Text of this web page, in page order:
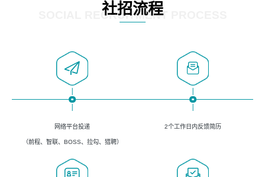
4、掌握DevOps思想、方法和流程。Jenkins工具使用；
5、掌握常见中间件配置与优化，如mysql、nginx等；
社招流程
SOCIAL RECRUITMENT PROCESS
网络平台投递
（前程、智联、BOSS、拉勾、猎聘）
2个工作日内反馈简历